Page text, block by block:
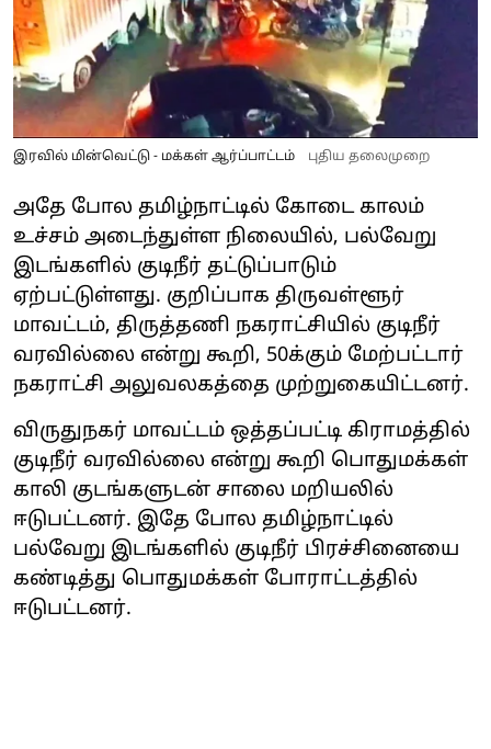
இரவில் மின்வெட்டு - மக்கள் ஆர்ப்பாட்டம் புதிய தலைமுறை
அதே போல தமிழ்நாட்டில் கோடை காலம்
உச்சம் அடைந்துள்ள நிலையில், பல்வேறு
இடங்களில் குடிநீர் தட்டுப்பாடும்
ஏற்பட்டுள்ளது. குறிப்பாக திருவள்ளூர்
மாவட்டம், திருத்தணி நகராட்சியில் குடிநீர்
வரவில்லை என்று கூறி, 50க்கும் மேற்பட்டார்
நகராட்சி அலுவலகத்தை முற்றுகையிட்டனர்.
விருதுநகர் மாவட்டம் ஒத்தப்பட்டி கிராமத்தில்
குடிநீர் வரவில்லை என்று கூறி பொதுமக்கள்
காலி குடங்களுடன் சாலை மறியலில்
ஈடுபட்டனர். இதே போல தமிழ்நாட்டில்
பல்வேறு இடங்களில் குடிநீர் பிரச்சினையை
கண்டித்து பொதுமக்கள் போராட்டத்தில்
ஈடுபட்டனர்.